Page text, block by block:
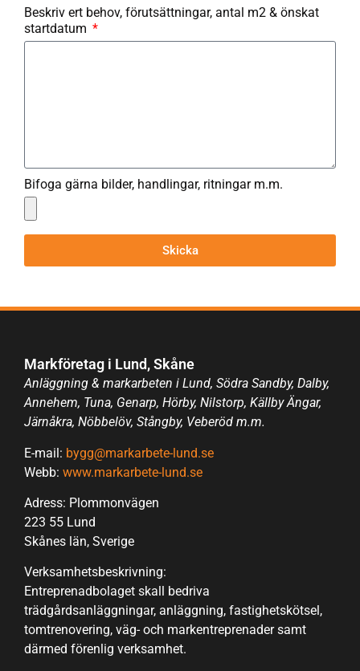
Beskriv ert behov, förutsättningar, antal m2 & önskat
startdatum
Bifoga gärna bilder, handlingar, ritningar m.m.
Skicka
Markföretag i Lund, Skåne
Anläggning & markarbeten i Lund, Södra Sandby, Dalby,
Annehem, Tuna, Genarp, Hörby, Nilstorp, Källby Ängar,
Järnåkra, Nöbbelöv, Stångby, Veberöd m.m.
E-mail: bygg@markarbete-lund.se
Webb: www.markarbete-lund.se
Adress: Plommonvägen
223 55 Lund
Skånes län, Sverige
Verksamhetsbeskrivning:
Entreprenadbolaget skall bedriva
trädgårdsanläggningar, anläggning, fastighetskötsel,
tomtrenovering, väg- och markentreprenader samt
därmed förenlig verksamhet.